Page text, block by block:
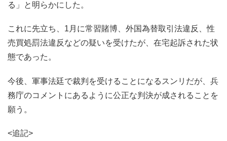
る」と明らかにした。
これに先立ち、1月に常習賭博、外国為替取引法違反、性
売買処罰法違反などの疑いを受けたが、在宅起訴された状
態であった。
今後、軍事法廷で裁判を受けることになるスンリだが、兵
務庁のコメントにあるように公正な判決が成されることを
願う。
<追記>